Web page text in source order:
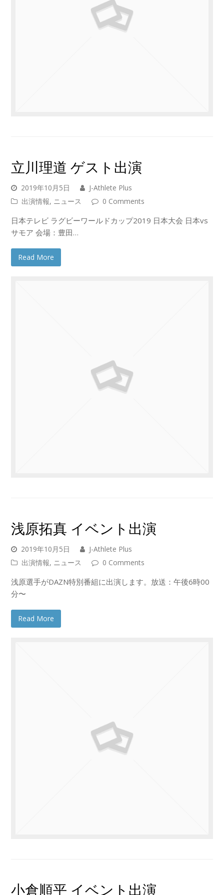
立川理道 ゲスト出演
2019年10月5日
J-Athlete Plus
出演情報, ニュース 0 Comments
日本テレビ ラグビーワールドカップ2019 日本大会 日本vs
サモア 会場：豊田…
Read More
浅原拓真 イベント出演
2019年10月5日
J-Athlete Plus
出演情報, ニュース 0 Comments
浅原選手がDAZN特別番組に出演します。放送：午後6時00
分〜
Read More
小倉順平 イベント出演